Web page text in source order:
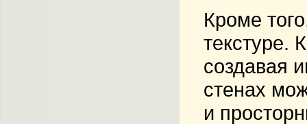
Кроме
текстуре.
создавая
стенах
и